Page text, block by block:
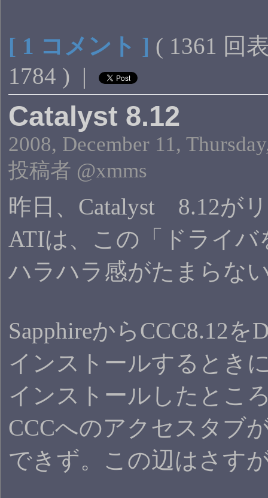
[ 1 コメント ] ( 1361 回
1784 ) |
Catalyst 8.12
2008, December 11,
投稿者 @xmms
昨日、Catalyst 8.12が
ATIは、この「ドライ
ハラハラ感がたまらな
SapphireからCCC8.12
インストールするとき
インストールしたとこ
CCCへのアクセスタブ
できず。この辺はさす